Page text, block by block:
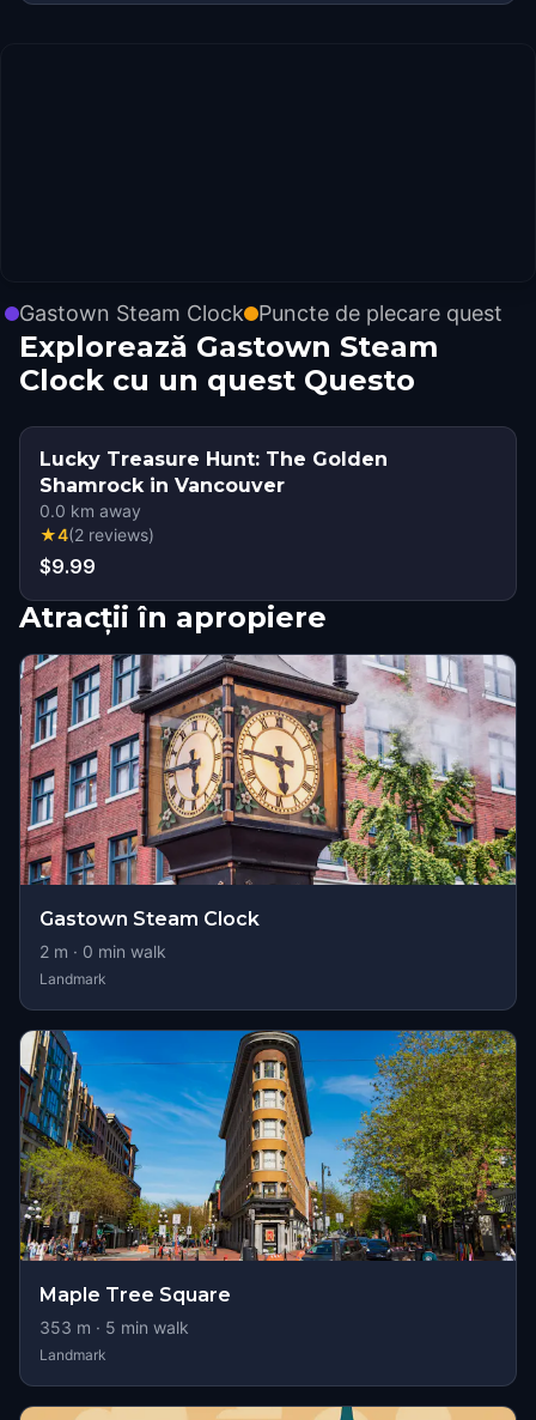
Gastown Steam Clock Puncte de plecare quest
Explorează Gastown Steam
Clock cu un quest Questo
Lucky Treasure Hunt: The Golden
Shamrock in Vancouver
0.0 km away
★4(2 reviews)
$9.99
Atracții în apropiere
Gastown Steam Clock
2 m · 0 min walk
Landmark
Maple Tree Square
353 m · 5 min walk
Landmark